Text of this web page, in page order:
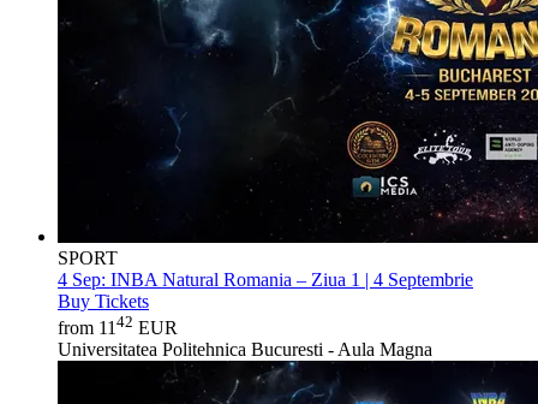
SPORT
4 Sep: INBA Natural Romania – Ziua 1 | 4 Septembrie
Buy Tickets
from 11 42 EUR
Universitatea Politehnica Bucuresti - Aula Magna